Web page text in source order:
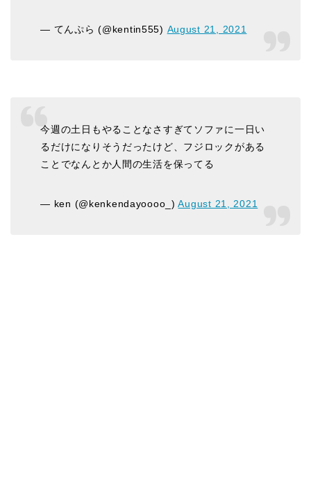
— てんぷら (@kentin555) August 21, 2021
今週の土日もやることなさすぎてソファに一日い
るだけになりそうだったけど、フジロックがある
ことでなんとか人間の生活を保ってる
— ken (@kenkendayoooo_)August 21, 2021